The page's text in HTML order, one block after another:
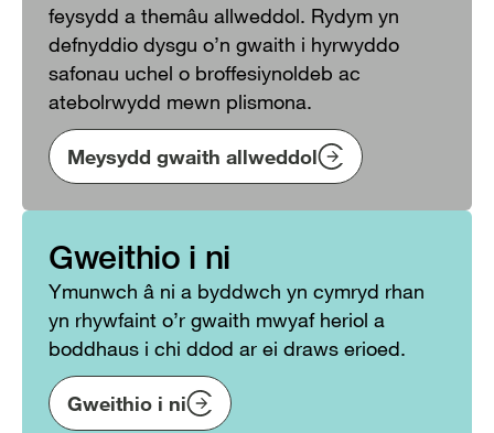
feysydd a themâu allweddol. Rydym yn
defnyddio dysgu o’n gwaith i hyrwyddo
safonau uchel o broffesiynoldeb ac
atebolrwydd mewn plismona.
Meysydd gwaith allweddol
Gweithio i ni
Ymunwch â ni a byddwch yn cymryd rhan
yn rhywfaint o’r gwaith mwyaf heriol a
boddhaus i chi ddod ar ei draws erioed.
Gweithio i ni